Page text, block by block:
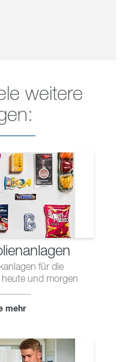
weitere
für die
und morgen
mehr